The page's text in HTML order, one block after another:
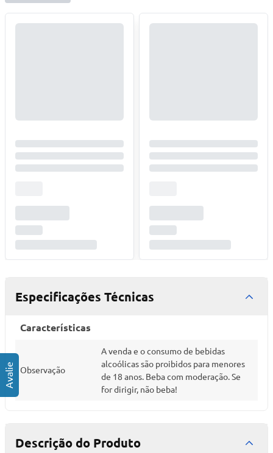
Especificações Técnicas
Características
Observação
A venda e o consumo de bebidas
alcoólicas são proibidos para menores
de 18 anos. Beba com moderação. Se
for dirigir, não beba!
Descrição do Produto